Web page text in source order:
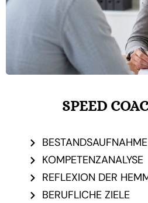
SPEED
BESTANDSAUFNAHME
KOMPETENZANALYSE
REFLEXION DER
BERUFLICHE ZIELE